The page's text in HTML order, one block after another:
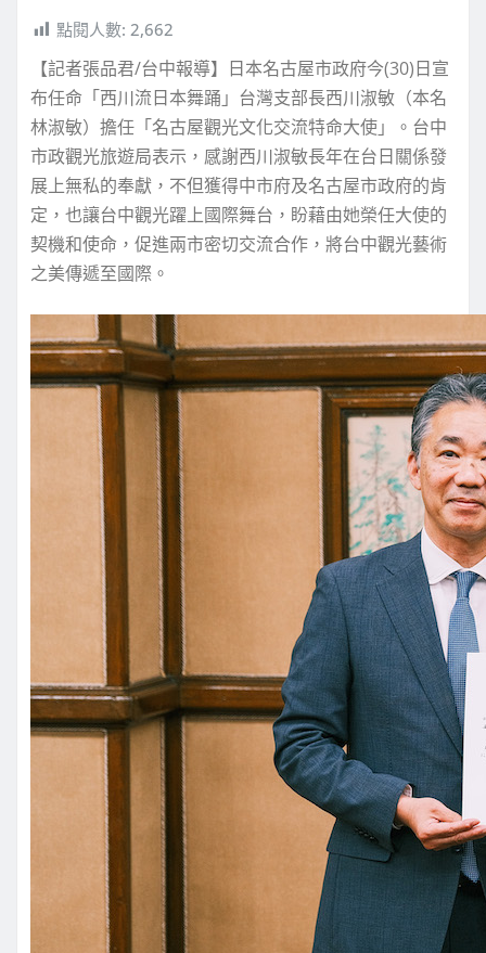
點閱人數: 2,662
【記者張品君/台中報導】日本名古屋市政府今(30)日宣
布任命「西川流日本舞踊」台灣支部長西川淑敏（本名
林淑敏）擔任「名古屋觀光文化交流特命大使」。台中
市政觀光旅遊局表示，感謝西川淑敏長年在台日關係發
展上無私的奉獻，不但獲得中市府及名古屋市政府的肯
定，也讓台中觀光躍上國際舞台，盼藉由她榮任大使的
契機和使命，促進兩市密切交流合作，將台中觀光藝術
之美傳遞至國際。